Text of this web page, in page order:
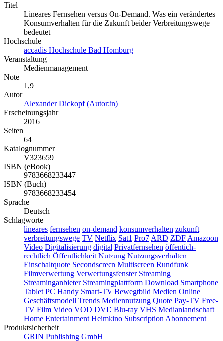
Titel
Lineares Fernsehen versus On-Demand. Was ein verändertes
Konsumverhalten für die Zukunft beider Verbreitungswege
bedeutet
Hochschule
accadis Hochschule Bad Homburg
Veranstaltung
Medienmanagement
Note
1,9
Autor
Alexander Dickopf (Autor:in)
Erscheinungsjahr
2016
Seiten
64
Katalognummer
V323659
ISBN (eBook)
9783668233447
ISBN (Buch)
9783668233454
Sprache
Deutsch
Schlagworte
lineares fernsehen on-demand konsumverhalten zukunft
verbreitungswege TV Netflix Sat1 Pro7 ARD ZDF Amazoon
Video Digitalisierung digital Privatfernsehen öffentich-
rechtlich Öffentlichkeit Nutzung Nutzungsverhalten
Einschaltquote Secondscreen Multiscreen Rundfunk
Filmverwertung Verwertungsfenster Streaming
Streaminganbieter Streamingplattform Download Smartphone
Tablet PC Handy Smart-TV Bewegtbild Medien Online
Geschäftsmodell Trends Mediennutzung Quote Pay-TV Free-
TV Film Video VOD DVD Blu-ray VHS Medianlandschaft
Home Entertainment Heimkino Subscription Abonnement
Produktsicherheit
GRIN Publishing GmbH